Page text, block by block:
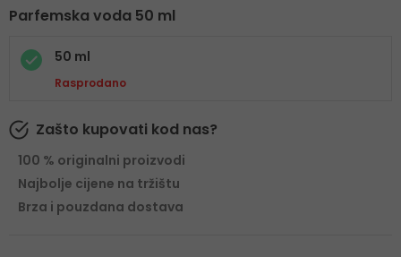
Parfemska voda 50 ml
50 ml
Rasprodano
Zašto kupovati kod nas?
100 % originalni proizvodi
Najbolje cijene na tržištu
Brza i pouzdana dostava